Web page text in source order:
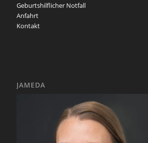
Geburtshilflicher Notfall
Anfahrt
Kontakt
JAMEDA